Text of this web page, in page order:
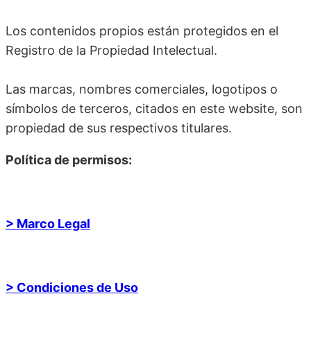
Los contenidos propios están protegidos en el
Registro de la Propiedad Intelectual.
Las marcas, nombres comerciales, logotipos o
símbolos de terceros, citados en este website, son
propiedad de sus respectivos titulares.
Política de permisos:
> Marco Legal
> Condiciones de Uso